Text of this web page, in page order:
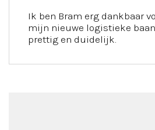
Ik ben Bram erg dankbaar
mijn nieuwe logistieke
prettig en duidelijk.